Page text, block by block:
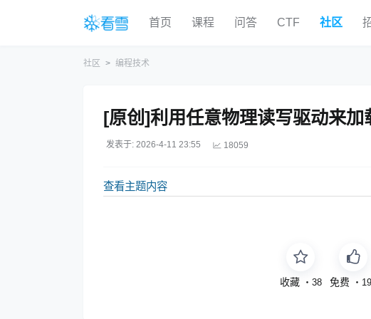
首页 课程 问答 CTF 社区
社区 编程技术
[原创]利用任意物理读写驱动来加
发表于: 2026-4-11 23:55 18059
查看主题内容
收藏 ・ 38 免费 ・